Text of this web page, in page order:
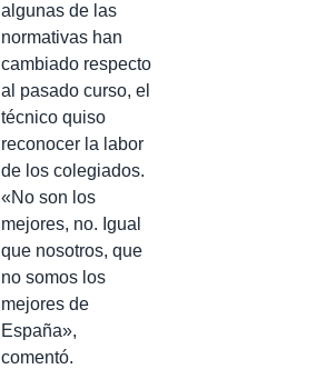
algunas de las
normativas han
cambiado respecto
al pasado curso, el
técnico quiso
reconocer la labor
de los colegiados.
«No son los
mejores, no. Igual
que nosotros, que
no somos los
mejores de
España»,
comentó.